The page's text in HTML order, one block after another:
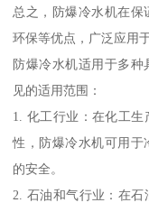
总之，防爆冷水机在保
环保等优点，广泛应用
防爆冷水机适用于多
见的适用范围：
1. 化工行业：在化工
性，防爆冷水机可用于
的安全。
2. 石油和气行业：在